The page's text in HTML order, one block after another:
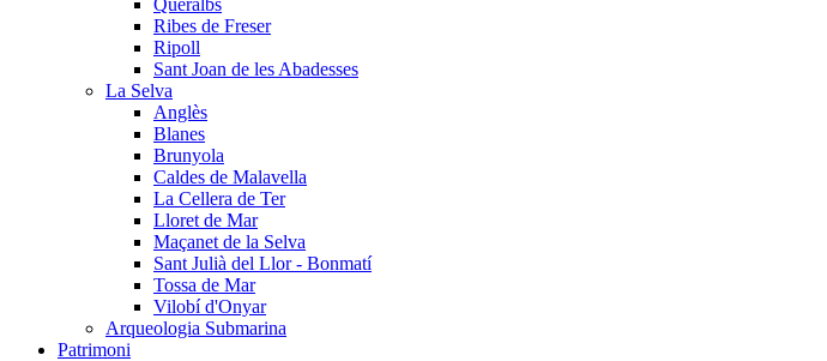
Queralbs
Ribes de Freser
Ripoll
Sant Joan de les Abadesses
La Selva
Anglès
Blanes
Brunyola
Caldes de Malavella
La Cellera de Ter
Lloret de Mar
Maçanet de la Selva
Sant Julià del Llor - Bonmatí
Tossa de Mar
Vilobí d'Onyar
Arqueologia Submarina
Patrimoni